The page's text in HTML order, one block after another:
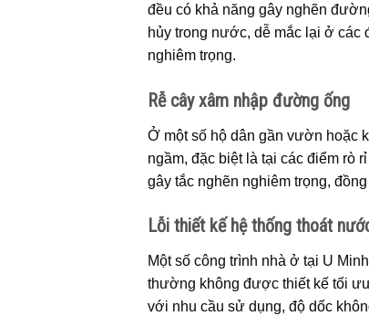
đều có khả năng gây nghẽn
hủy trong nước, dễ mắc lại ở các
nghiêm trọng.
Rễ cây xâm nhập đường ống
Ở một số hộ dân gần vườn hoặc
ngầm, đặc biệt là tại các điểm rò
gây tắc nghẽn nghiêm trọng,
Lỗi thiết kế hệ thống thoát
Một số công trình nhà ở tại U
thường không được thiết kế tối
với nhu cầu sử dụng, độ dốc